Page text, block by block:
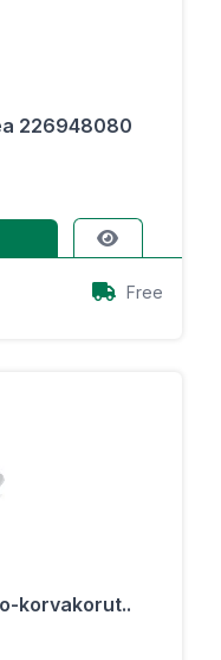
226948080
Free
korvakorut..